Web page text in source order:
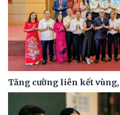
Tăng cường liên kết